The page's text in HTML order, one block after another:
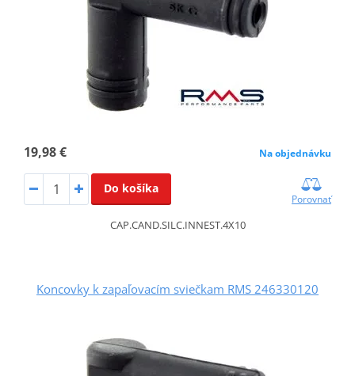
19,98 € Na objednávku
Do košíka
Porovnať
CAP.CAND.SILC.INNEST.4X10
Koncovky k zapaľovacím sviečkam RMS 246330120